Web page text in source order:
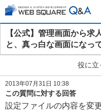
【公式】管理画面から求
と、真っ白な画面になっ
役に立
2013年07月31日 10:38
この質問に対する回答
設定ファイルの内容を変